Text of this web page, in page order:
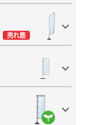
売れ筋